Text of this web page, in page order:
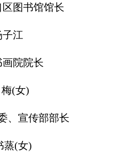
图书馆馆长
子江
院院长
(女)
、宣传部部长
蒸(女)